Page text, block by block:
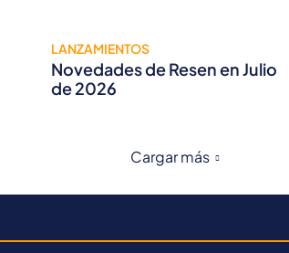
LANZAMIENTOS
Novedades de Resen en Julio
de 2026
Cargar más